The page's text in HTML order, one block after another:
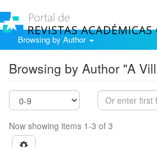
Browsing by Author
Browsing by Author "A
Now showing items 1-3 of 3